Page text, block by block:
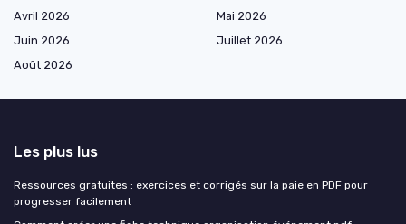
Avril 2026
Mai 2026
Juin 2026
Juillet 2026
Août 2026
Les plus lus
Ressources gratuites : exercices et corrigés sur la paie en PDF pour
progresser facilement